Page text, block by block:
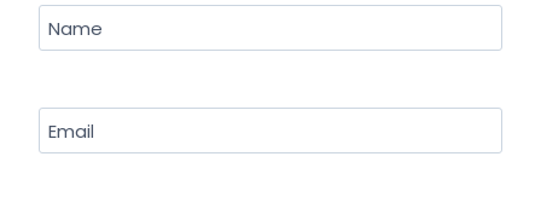
Name
Email